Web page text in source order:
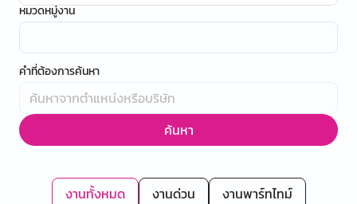
หมวดหมู่งาน
คำที่ต้องการค้นหา
ค้นหา
งานทั้งหมด งานด่วน
งานพาร์ทไทม์